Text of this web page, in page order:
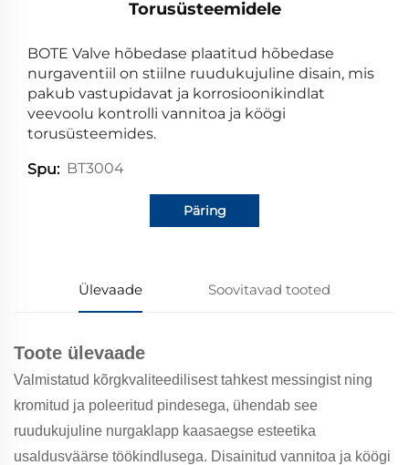
Torusüsteemidele
BOTE Valve hõbedase plaatitud hõbedase
nurgaventiil on stiilne ruudukujuline disain, mis
pakub vastupidavat ja korrosioonikindlat
veevoolu kontrolli vannitoa ja köögi
torusüsteemides.
Spu: BT3004
Päring
Ülevaade Soovitavad tooted
Toote ülevaade
Valmistatud kõrgkvaliteedilisest tahkest messingist ning
kromitud ja poleeritud pindesega, ühendab see
ruudukujuline nurgaklapp kaasaegse esteetika
usaldusväärse töökindlusega. Disainitud vannitoa ja köögi